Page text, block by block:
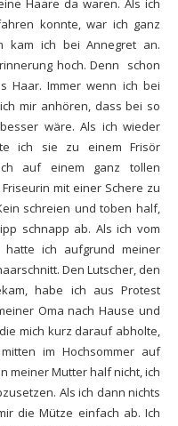
Haare da waren. Als ich
konnte, war ich ganz
kam ich bei Annegret an.
hoch. Denn schon
Haar. Immer wenn ich bei
mir anhören, dass bei so
wäre. Als ich wieder
ich sie zu einem Frisör
auf einem ganz tollen
mit einer Schere zu
schreien und toben half,
schnapp ab. Als ich vom
ich aufgrund meiner
Den Lutscher, den
habe ich aus Protest
Oma nach Hause und
mich kurz darauf abholte,
im Hochsommer auf
meiner Mutter half nicht, ich
Als ich dann nichts
die Mütze einfach ab. Ich